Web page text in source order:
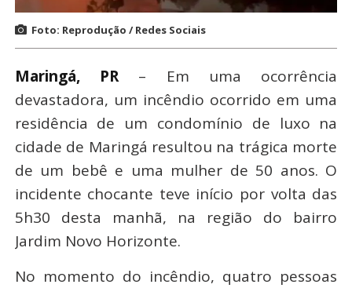
Foto: Reprodução / Redes Sociais
Maringá, PR– Em uma ocorrência
devastadora, um incêndio ocorrido em uma
residência de um condomínio de luxo na
cidade de Maringá resultou na trágica morte
de um bebê e uma mulher de 50 anos. O
incidente chocante teve início por volta das
5h30 desta manhã, na região do bairro
Jardim Novo Horizonte.
No momento do incêndio, quatro pessoas